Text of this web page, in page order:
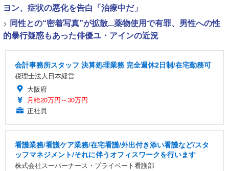
ヨン、症状の悪化を告白「治療中だ」
> 同性との“密着写真”が拡散...薬物使用で有罪、男性への性
的暴行疑惑もあった俳優ユ・アインの近況
会計事務所スタッフ 決算処理業務 完全週休2日制/在宅勤務可
税理士法人日本経営
大阪府
月給20万円～30万円
正社員
看護業務/看護ケア業務/在宅看護/外出付き添い看護など/スタ
ッフマネジメント/それに伴うオフィスワークを行います
株式会社スーパーナース・プライベート看護部